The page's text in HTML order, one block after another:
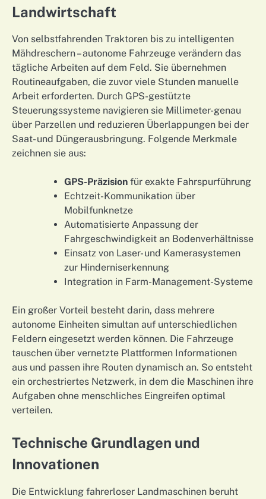
Landwirtschaft
Von selbstfahrenden Traktoren bis zu intelligenten
Mähdreschern – autonome Fahrzeuge verändern das
tägliche Arbeiten auf dem Feld. Sie übernehmen
Routineaufgaben, die zuvor viele Stunden manuelle
Arbeit erforderten. Durch GPS-gestützte
Steuerungssysteme navigieren sie Millimeter-genau
über Parzellen und reduzieren Überlappungen bei der
Saat- und Düngerausbringung. Folgende Merkmale
zeichnen sie aus:
GPS-Präzision für exakte Fahrspurführung
Echtzeit-Kommunikation über
Mobilfunknetze
Automatisierte Anpassung der
Fahrgeschwindigkeit an Bodenverhältnisse
Einsatz von Laser- und Kamerasystemen
zur Hinderniserkennung
Integration in Farm-Management-Systeme
Ein großer Vorteil besteht darin, dass mehrere
autonome Einheiten simultan auf unterschiedlichen
Feldern eingesetzt werden können. Die Fahrzeuge
tauschen über vernetzte Plattformen Informationen
aus und passen ihre Routen dynamisch an. So entsteht
ein orchestriertes Netzwerk, in dem die Maschinen ihre
Aufgaben ohne menschliches Eingreifen optimal
verteilen.
Technische Grundlagen und
Innovationen
Die Entwicklung fahrerloser Landmaschinen beruht